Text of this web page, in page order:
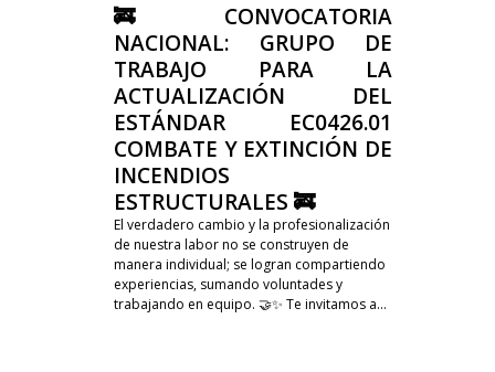
🚒 CONVOCATORIA
NACIONAL: GRUPO DE
TRABAJO PARA LA
ACTUALIZACIÓN DEL
ESTÁNDAR EC0426.01
COMBATE Y EXTINCIÓN DE
INCENDIOS
ESTRUCTURALES 🚒
El verdadero cambio y la profesionalización
de nuestra labor no se construyen de
manera individual; se logran compartiendo
experiencias, sumando voluntades y
trabajando en equipo. 🤝✨ Te invitamos a...